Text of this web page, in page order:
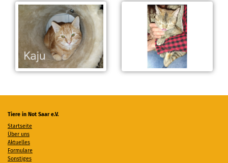
Tiere in Not Saar e.V.
Startseite
Über uns
Aktuelles
Formulare
Sonstiges